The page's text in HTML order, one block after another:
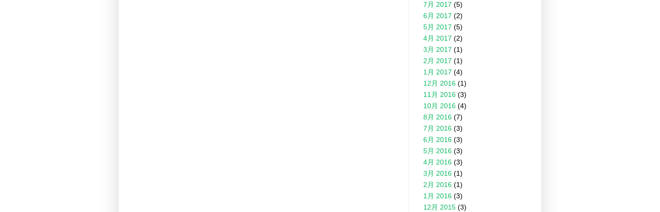
7月 2017 (5)
6月 2017 (2)
5月 2017 (5)
4月 2017 (2)
3月 2017 (1)
2月 2017 (1)
1月 2017 (4)
12月 2016 (1)
11月 2016 (3)
10月 2016 (4)
8月 2016 (7)
7月 2016 (3)
6月 2016 (3)
5月 2016 (3)
4月 2016 (3)
3月 2016 (1)
2月 2016 (1)
1月 2016 (3)
12月 2015 (3)